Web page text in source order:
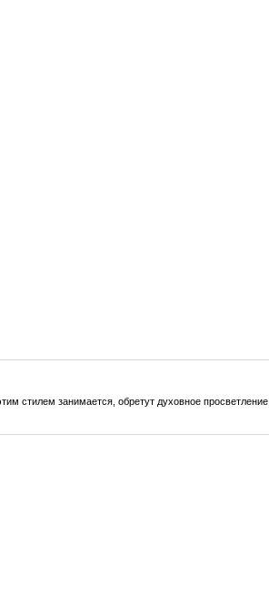
стилем занимается, обретут духовное просветление